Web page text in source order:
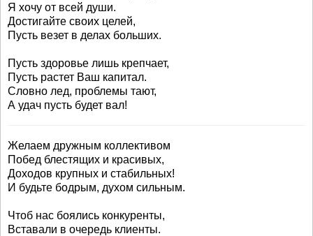
Я хочу от всей души.
Достигайте своих целей,
Пусть везет в делах больших.
Пусть здоровье лишь крепчает,
Пусть растет Ваш капитал.
Словно лед, проблемы тают,
А удач пусть будет вал!
Желаем дружным коллективом
Побед блестящих и красивых,
Доходов крупных и стабильных!
И будьте бодрым, духом сильным.
Чтоб нас боялись конкуренты,
Вставали в очередь клиенты.